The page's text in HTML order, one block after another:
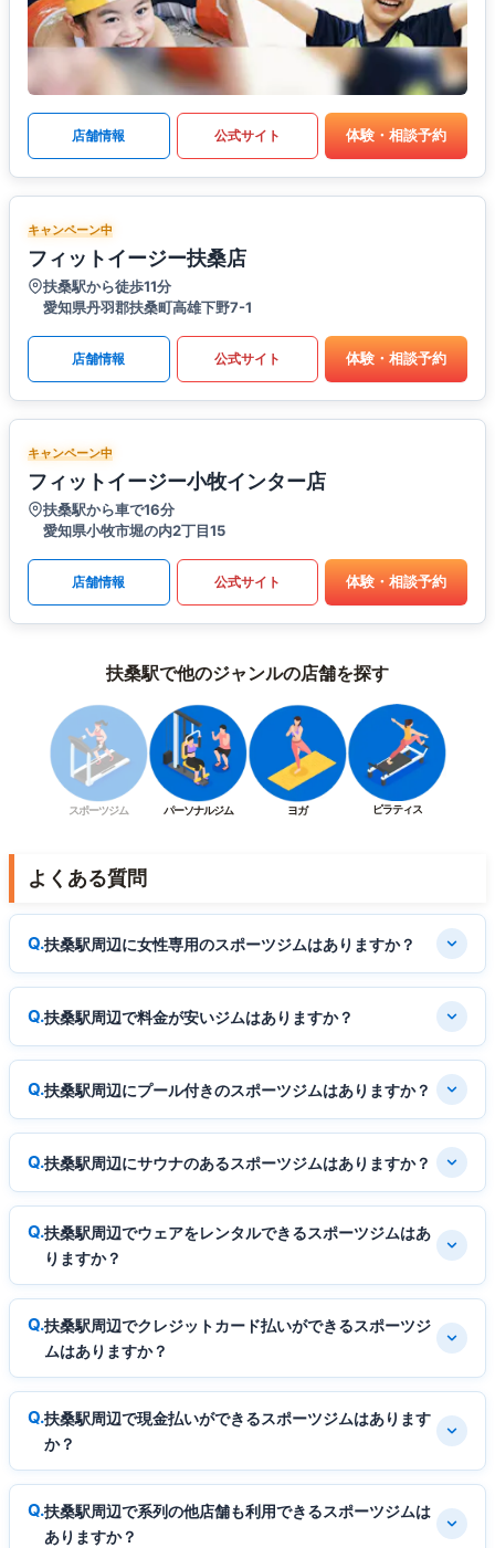
店舗情報 公式サイト 体験・相談予約
キャンペーン中
フィットイージー扶桑店
扶桑駅から徒歩11分
愛知県丹羽郡扶桑町高雄下野7-1
店舗情報 公式サイト 体験・相談予約
キャンペーン中
フィットイージー小牧インター店
扶桑駅から車で16分
愛知県小牧市堀の内2丁目15
店舗情報 公式サイト 体験・相談予約
扶桑駅で他のジャンルの店舗を探す
スポーツジム パーソナルジム ヨガ ピラティス
よくある質問
扶桑駅周辺に女性専用のスポーツジムはありますか？
扶桑駅周辺で料金が安いジムはありますか？
扶桑駅周辺にプール付きのスポーツジムはありますか？
扶桑駅周辺にサウナのあるスポーツジムはありますか？
扶桑駅周辺でウェアをレンタルできるスポーツジムはあ
りますか？
扶桑駅周辺でクレジットカード払いができるスポーツジ
ムはありますか？
扶桑駅周辺で現金払いができるスポーツジムはあります
か？
扶桑駅周辺で系列の他店舗も利用できるスポーツジムは
ありますか？